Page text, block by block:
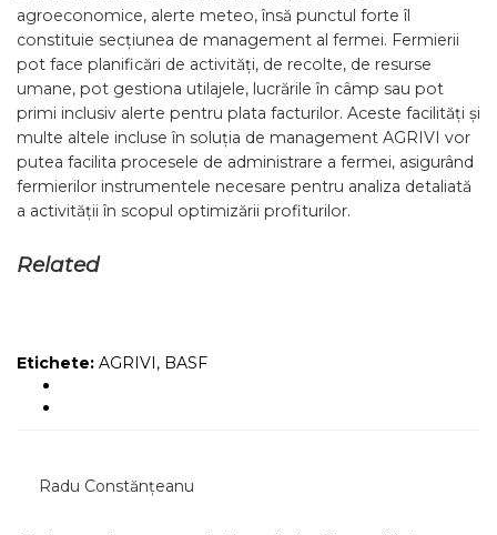
agroeconomice, alerte meteo, însă punctul forte îl
constituie secțiunea de management al fermei. Fermierii
pot face planificări de activități, de recolte, de resurse
umane, pot gestiona utilajele, lucrările în câmp sau pot
primi inclusiv alerte pentru plata facturilor. Aceste facilități și
multe altele incluse în soluția de management AGRIVI vor
putea facilita procesele de administrare a fermei, asigurând
fermierilor instrumentele necesare pentru analiza detaliată
a activității în scopul optimizării profiturilor.
Related
Etichete: AGRIVI, BASF
Radu Constănțeanu